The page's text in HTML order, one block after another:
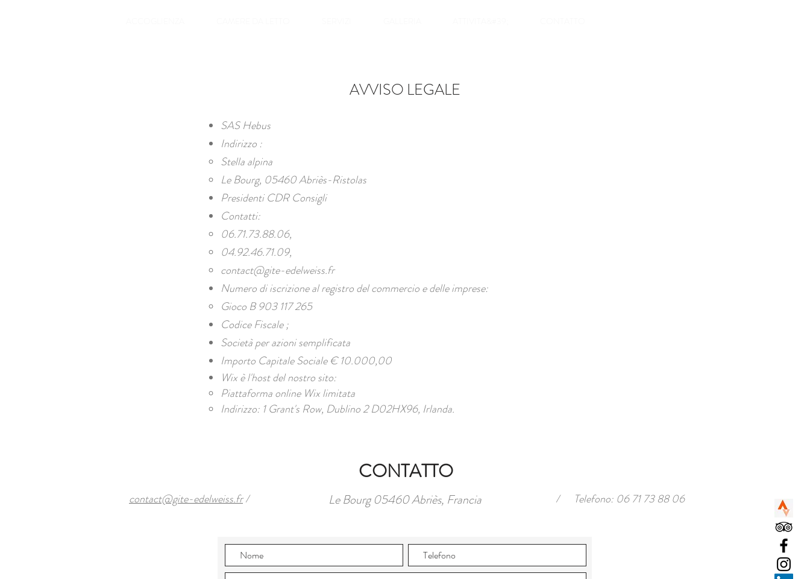
AVVISO LEGALE
SAS Hebus
Indirizzo :
Stella alpina
Le Bourg, 05460 Abriès-Ristolas
Presidenti CDR Consigli
Contatti:
06.71.73.88.06,
04.92.46.71.09,
contact@gite-edelweiss.fr
Numero di iscrizione al registro del commercio e delle imprese:
Gioco B 903 117 265
Codice Fiscale ;
Società per azioni semplificata
Importo Capitale Sociale € 10.000,00
Wix è l'host del nostro sito:
Piattaforma online Wix limitata
Indirizzo: 1 Grant's Row, Dublino 2 D02HX96, Irlanda.
CONTATTO
Telefono: 06 71 73 88 06
contact@gite-edelweiss.fr Le Bourg 05460 Abriès, Francia
/ /